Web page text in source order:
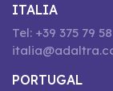
ITALIA
Tel: +39 375 79
PORTUGAL